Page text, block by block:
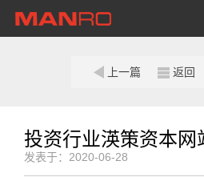
投资行业渶策资本网
发表于：2020-06-28
上一篇 返回